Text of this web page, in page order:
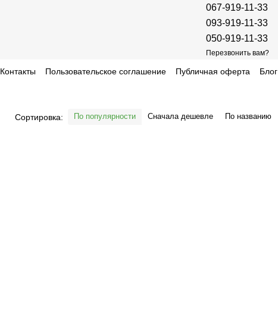
067-919-11-33
093-919-11-33
050-919-11-33
Перезвонить вам?
Контакты Пользовательское соглашение Публичная оферта Блог
Сортировка: По популярности Сначала дешевле По названию